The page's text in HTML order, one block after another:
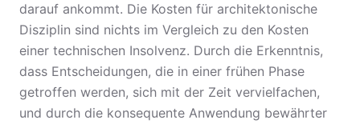
darauf ankommt. Die Kosten für architektonische
Disziplin sind nichts im Vergleich zu den Kosten
einer technischen Insolvenz. Durch die Erkenntnis,
dass Entscheidungen, die in einer frühen Phase
getroffen werden, sich mit der Zeit vervielfachen,
und durch die konsequente Anwendung bewährter